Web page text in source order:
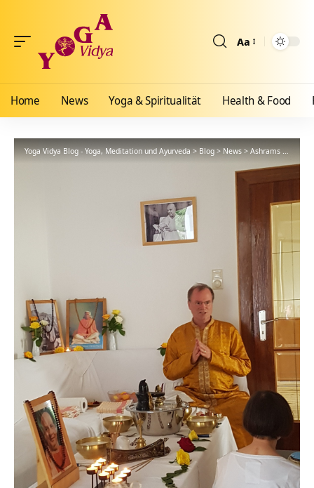
Aa
Home News Yoga & Spiritualität Health & Food
Yoga Vidya Blog - Yoga, Meditation und Ayurveda>Blog>News>Ashrams> Bad